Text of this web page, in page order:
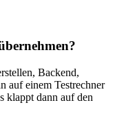
Backend,
auf einem Testrechner
klappt dann auf den